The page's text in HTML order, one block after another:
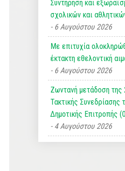
Συντήρηση και
σχολικών και
6 Αυγούστου 2026
Με επιτυχία
έκτακτη εθελοντική
6 Αυγούστου 2026
Ζωντανή μετάδοση
Τακτικής Συνεδρίασης
Δημοτικής Επιτροπής
4 Αυγούστου 2026